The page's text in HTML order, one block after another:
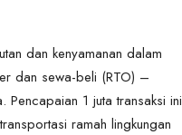
dan kenyamanan dalam
dan sewa-beli (RTO) –
Pencapaian 1 juta transaksi ini
ramah lingkungan